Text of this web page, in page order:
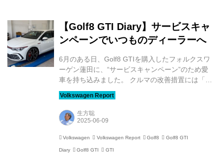
す。 フォルクスワーゲン車用としては...
【Golf8 GTI Diary】サービスキャ
ンペーンでいつものディーラーへ
6月のある日、Golf8 GTIを購入したフォルクスワ
ーゲン蓮田に、“サービスキャンペーン”のため愛
車を持ち込みました。 クルマの改善措置には「リ
コール」、「改善対策」、「サービスキャンペー
ン」があり、その違いはフォルクスワーゲン ジャ
パン公式サイト内のリコール関連情報に説明があ
ります。簡単にいえば、そのままでは保安基準に
るのに対応するのがリコール、保安基準に適合し
なくなるおそれはないが安全上または公害防止上
生方聡
Volkswagen Volkswagen Report Golf8 Golf8 GTI
Diary Golf8 GTI GTI